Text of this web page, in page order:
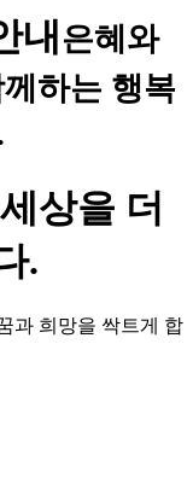
내은혜와
하는 행복
상을 더
.
과 희망을 싹트게 합